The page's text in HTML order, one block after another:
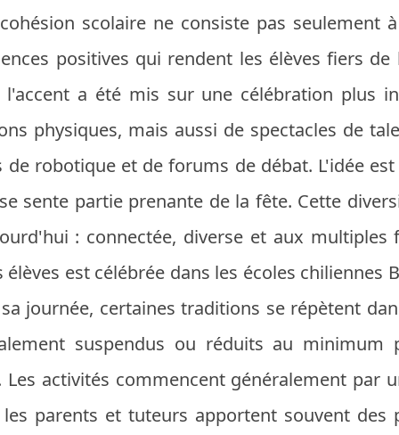
scolaire ne consiste pas seulement
positives qui rendent les élèves fiers
l'accent a été mis sur une célébration plus
physiques, mais aussi de spectacles de
de robotique et de forums de débat. L'idée
sente partie prenante de la fête. Cette
: connectée, diverse et aux
est célébrée dans les écoles chiliennes
journée, certaines traditions se répètent
suspendus ou réduits au minimum
activités commencent généralement par
parents et tuteurs apportent souvent des